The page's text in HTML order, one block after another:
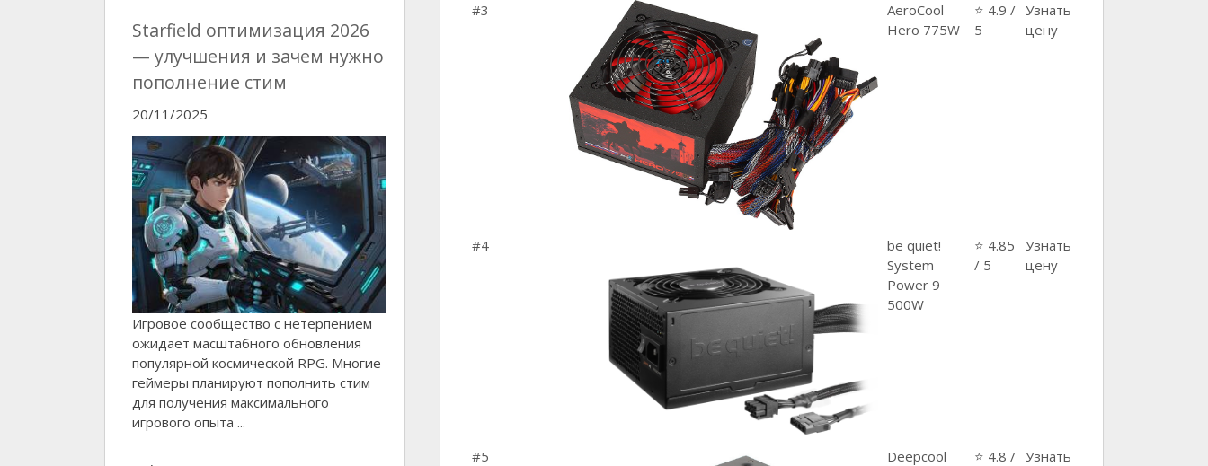
#3
AeroCool
Hero 775W
⭐ 4.9 /
5
Узнать
цену
#4
be quiet!
System
Power 9
500W
⭐ 4.85
/ 5
Узнать
цену
#5 Deepcool ⭐ 4.8 / Узнать
Starfield оптимизация 2026
— улучшения и зачем нужно
пополнение стим
20/11/2025
Игровое сообщество с нетерпением
ожидает масштабного обновления
популярной космической RPG. Многие
геймеры планируют пополнить стим
для получения максимального
игрового опыта ...